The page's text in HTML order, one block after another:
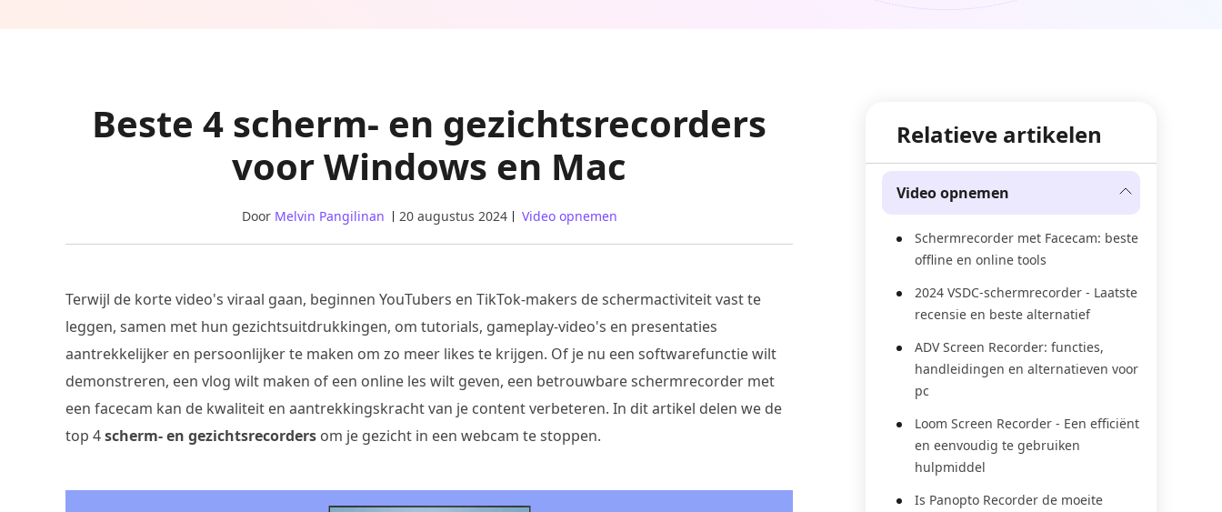
Beste 4 scherm- en gezichtsrecorders
voor Windows en Mac
Door Melvin Pangilinan 20 augustus 2024 Video opnemen
Terwijl de korte video's viraal gaan, beginnen YouTubers en TikTok-makers de schermactiviteit vast te
leggen, samen met hun gezichtsuitdrukkingen, om tutorials, gameplay-video's en presentaties
aantrekkelijker en persoonlijker te maken om zo meer likes te krijgen. Of je nu een softwarefunctie wilt
demonstreren, een vlog wilt maken of een online les wilt geven, een betrouwbare schermrecorder met
een facecam kan de kwaliteit en aantrekkingskracht van je content verbeteren. In dit artikel delen we de
top 4scherm- en gezichtsrecorders om je gezicht in een webcam te stoppen.
Relatieve artikelen
Video opnemen
Schermrecorder met Facecam: beste
offline en online tools
2024 VSDC-schermrecorder - Laatste
recensie en beste alternatief
ADV Screen Recorder: functies,
handleidingen en alternatieven voor
pc
Loom Screen Recorder - Een efficiënt
en eenvoudig te gebruiken
hulpmiddel
Is Panopto Recorder de moeite